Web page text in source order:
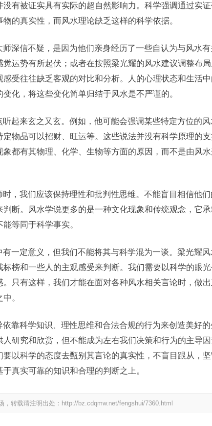
没有被证实具有实际的超自然影响力。科学强调通过实
的真实性，而风水理论缺乏这样的科学依据。
深信不疑，是因为他们亲身经历了一些自认为与风水
运势有所起伏；或者在按照梁光耀的风水建议调整布
受往往缺乏客观的对比和分析。人的心理状态和生活
化，将这些变化简单归结于风水是不严谨的。
起来玄之又玄。例如，他可能会强调某些特定方位的
定物品可以招财、旺运等。这些说法并没有科学原理的
都有其物理、化学、生物等方面的原因，而不是由风
，我们应该保持理性和批判性思维。不能盲目相信他
断。风水学说更多的是一种文化现象和传统观念，它
等同于科学事实。
有一定意义，但我们不能将其与科学混为一谈。梁光耀
榜和一些人的主观感受来判断。我们需要以科学的眼
只有这样，我们才能在面对各种风水相关言论时，做出
。
靠科学知识、理性思维和合法合规的行为来创造美好
研究和欣赏，但不能成为左右我们决策和行为的主导
以科学的态度去甄别其言论的真实性，不盲目跟从，
真实可靠的知识和合理的判断之上。
，转载请注明出处： http://bz.cdqmw.net/fengshui/7360.html